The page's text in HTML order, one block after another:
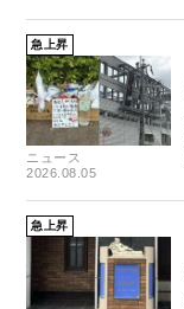
急上昇
ニュース
2026.08.05
急上昇